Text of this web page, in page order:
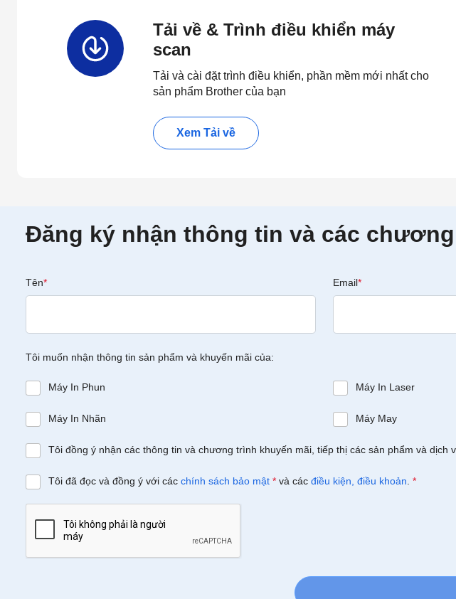
Tải về & Trình điều khiển máy
scan
Tải và cài đặt trình điều khiển, phần mềm mới nhất cho
sản phẩm Brother của bạn
Xem Tải về
Đăng ký nhận thông tin và các
Tên* Email*
Tôi muốn nhận thông tin sản phẩm và khuyến mãi của:
Máy In Phun Máy In Laser
Máy In Nhãn Máy May
Tôi đồng ý nhận các thông tin và chương trình khuyến mãi, tiếp thị các sản phẩm và
Tôi đã đọc và đồng ý với các chính sách bảo mật * và các điều kiện, điều khoản *